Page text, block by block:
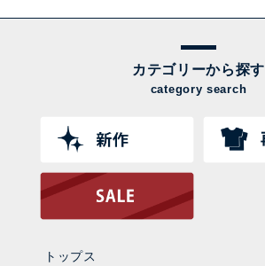
カテゴリーから探す
category search
トップス